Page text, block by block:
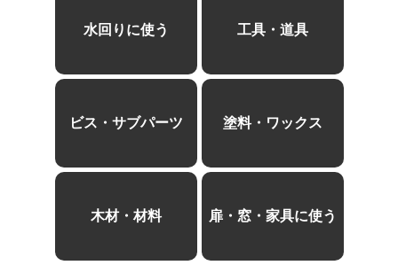
水回りに使う 工具・道具
ビス・サブパーツ 塗料・ワックス
木材・材料 扉・窓・家具に使う